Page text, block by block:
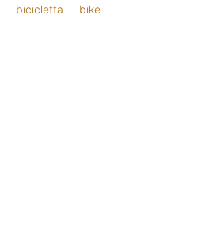
bicicletta bike